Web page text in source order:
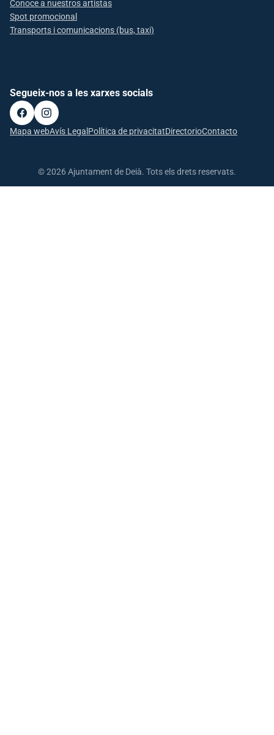
Conoce a nuestros artistas
Spot promocional
Transports i comunicacions (bus, taxi)
Segueix-nos a les xarxes socials
Mapa webAvís Legal Política de privacitatDirectorioContacto
© 2026 Ajuntament de Deià. Tots els drets reservats.